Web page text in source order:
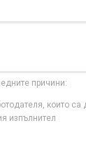
причини:
които са
изпълнител